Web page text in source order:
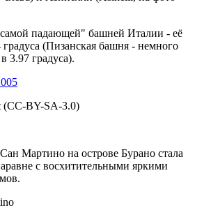
падающей" башней Италии - её
градуса (Пизанская башня - немного
3.97 градуса).
(CC-BY-SA-3.0)
Мартино на острове Бурано стала
с восхитительными яркими